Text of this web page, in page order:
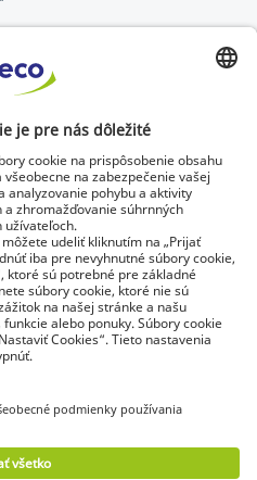
pracoviská
výhradne firmám a
sú uvedené bez DPH. Právo
od zmluvy sa neuplatňuje.
Všeobecné obchodné
fakturácia
použitia| Ochrana
súkromia|Mapa